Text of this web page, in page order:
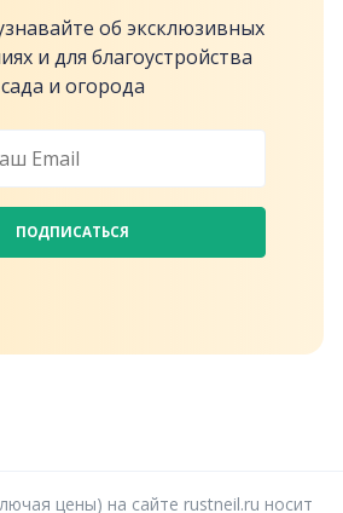
об эксклюзивных
и для благоустройства
сада и огорода
ПОДПИСАТЬСЯ
цены) на сайте rustneil.ru носит